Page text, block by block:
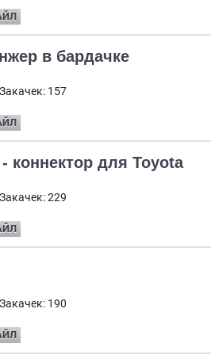
в бардачке
Закачек: 157
коннектор для Toyota
Закачек: 229
Закачек: 190